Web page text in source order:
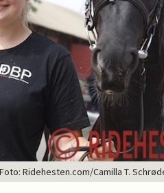
Ridehesten.com/Camilla T.